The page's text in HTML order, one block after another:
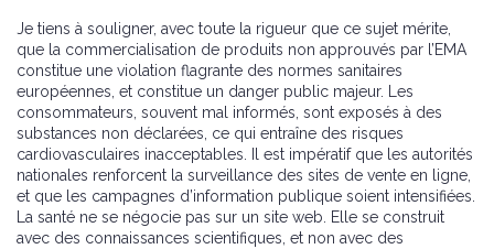
Je tiens à souligner, avec toute la rigueur que ce sujet mérite,
que la commercialisation de produits non approuvés par l’EMA
constitue une violation flagrante des normes sanitaires
européennes, et constitue un danger public majeur. Les
consommateurs, souvent mal informés, sont exposés à des
substances non déclarées, ce qui entraîne des risques
cardiovasculaires inacceptables. Il est impératif que les autorités
nationales renforcent la surveillance des sites de vente en ligne,
et que les campagnes d’information publique soient intensifiées.
La santé ne se négocie pas sur un site web. Elle se construit
avec des connaissances scientifiques, et non avec des